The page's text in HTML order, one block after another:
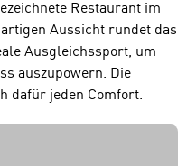
Restaurant im
Aussicht rundet das
Ausgleichssport, um
auszupowern. Die
dafür jeden Comfort.